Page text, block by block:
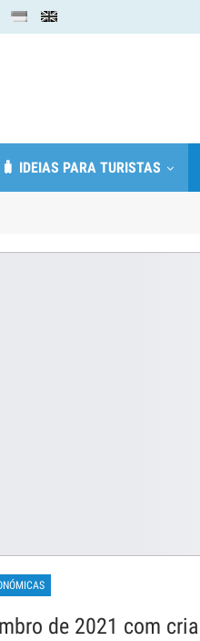
🧳 IDEIAS PARA TURISTAS
de 2021 com